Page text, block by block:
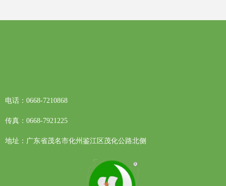
电话： 0668-7210868
传真： 0668-7921225
地址： 广东省茂名市化州鉴江区茂化公路北侧